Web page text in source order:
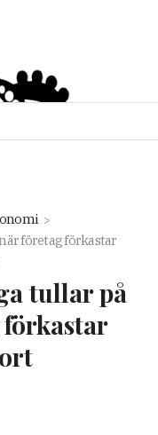
företag förkastar
tullar på